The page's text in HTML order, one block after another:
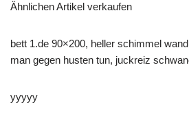
Ähnlichen Artikel verkaufen
bett 1.de 90×200, heller schimmel
man gegen husten tun, juckreiz
yyyyy